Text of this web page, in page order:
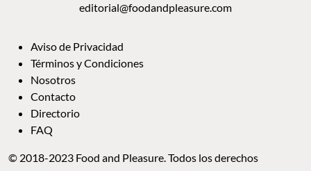
editorial@foodandpleasure.com
Aviso de Privacidad
Términos y Condiciones
Nosotros
Contacto
Directorio
FAQ
© 2018-2023 Food and Pleasure. Todos los derechos